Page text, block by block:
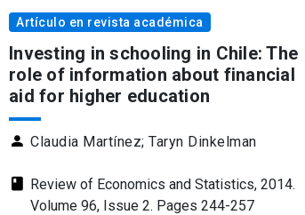
Artículo en revista académica
Investing in schooling in Chile: The
role of information about financial
aid for higher education
person Claudia Martínez; Taryn Dinkelman
class
Review of Economics and Statistics, 2014.
Volume 96, Issue 2. Pages 244-257